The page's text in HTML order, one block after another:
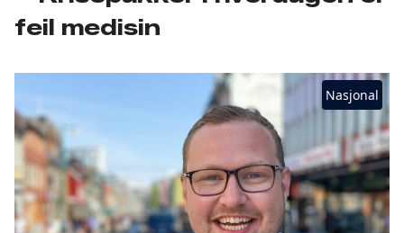
feil medisin
Nasjonal